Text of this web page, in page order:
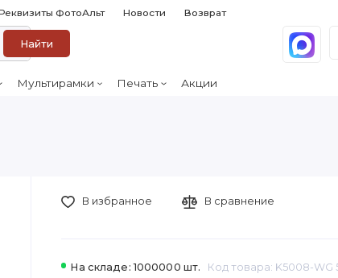
ФотоАльт Новости Возврат
Найти
Мультирамки Печать Акции
На складе: 1000000 шт. Код товара: K5008-WG
В избранное В сравнение